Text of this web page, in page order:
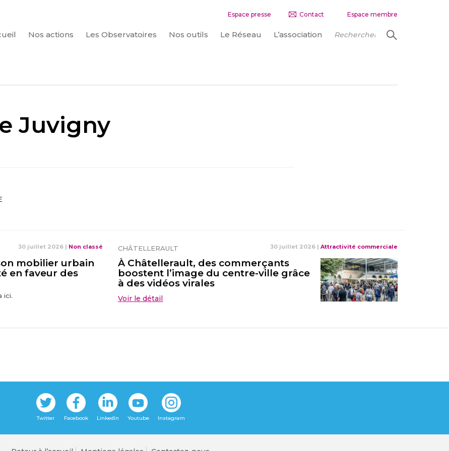
Espace presse Contact Espace membre
Nos actions Les Observatoires Nos outils Le Réseau L’association
CHERCHER
Juvigny
30 juillet 2026 | Non classé
mobilier urbain
en faveur des
ici.
CHÂTELLERAULT 30 juillet 2026 | Attractivité commerciale
À Châtellerault, des commerçants
boostent l’image du centre-ville grâce
à des vidéos virales
Voir le détail